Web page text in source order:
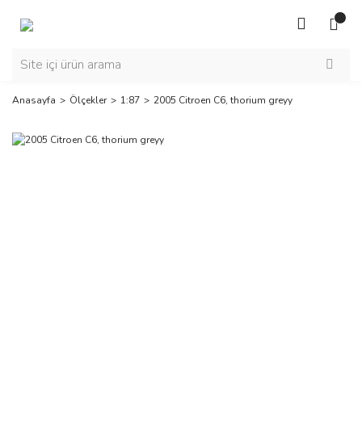
Anasayfa Ölçekler 1:87 2005 Citroen C6, thorium greyy